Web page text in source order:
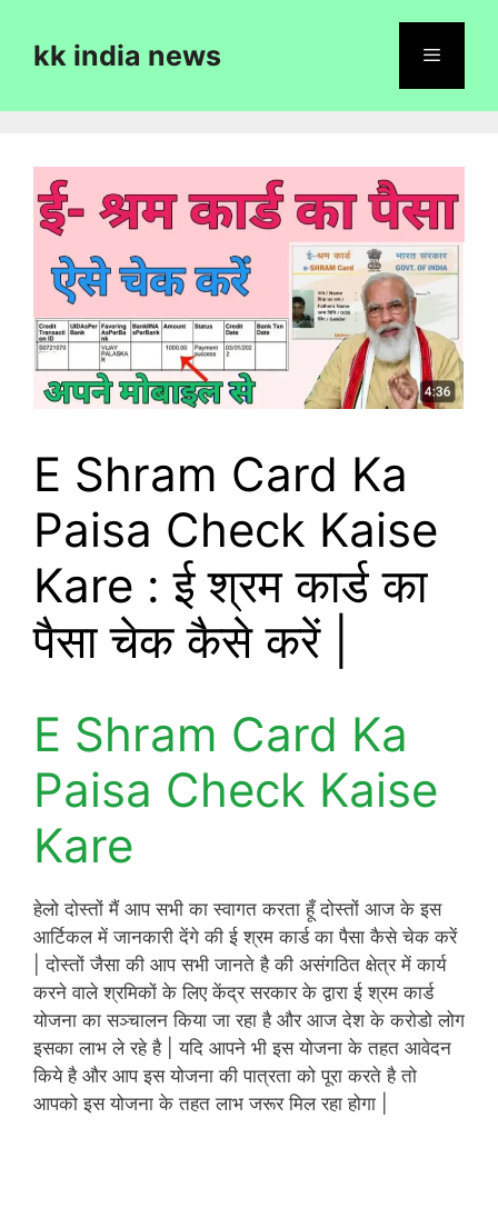
contentkk india news
E Shram Card Ka
Paisa Check Kaise
Kare : ई श्रम कार्ड का
पैसा चेक कैसे करें |
E Shram Card Ka
Paisa Check Kaise
Kare
हेलो दोस्तों मैं आप सभी का स्वागत करता हूँ दोस्तों आज के इस
आर्टिकल में जानकारी देंगे की ई श्रम कार्ड का पैसा कैसे चेक करें
| दोस्तों जैसा की आप सभी जानते है की असंगठित क्षेत्र में कार्य
करने वाले श्रमिकों के लिए केंद्र सरकार के द्वारा ई श्रम कार्ड
योजना का सञ्चालन किया जा रहा है और आज देश के करोडो लोग
इसका लाभ ले रहे है | यदि आपने भी इस योजना के तहत आवेदन
किये है और आप इस योजना की पात्रता को पूरा करते है तो
आपको इस योजना के तहत लाभ जरूर मिल रहा होगा |